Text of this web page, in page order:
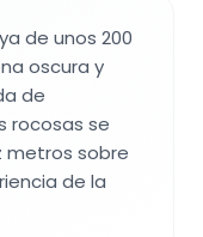
de unos 200
oscura y
de
rocosas se
metros sobre
de la